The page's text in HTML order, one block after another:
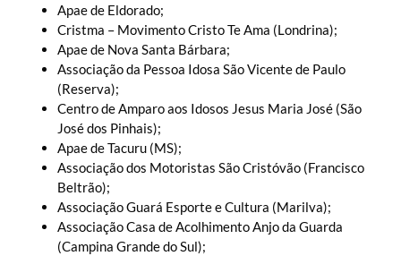
Apae de Eldorado;
Cristma – Movimento Cristo Te Ama (Londrina);
Apae de Nova Santa Bárbara;
Associação da Pessoa Idosa São Vicente de Paulo
(Reserva);
Centro de Amparo aos Idosos Jesus Maria José (São
José dos Pinhais);
Apae de Tacuru (MS);
Associação dos Motoristas São Cristóvão (Francisco
Beltrão);
Associação Guará Esporte e Cultura (Marilva);
Associação Casa de Acolhimento Anjo da Guarda
(Campina Grande do Sul);